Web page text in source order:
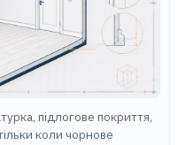
підлогове покриття,
коли чорнове